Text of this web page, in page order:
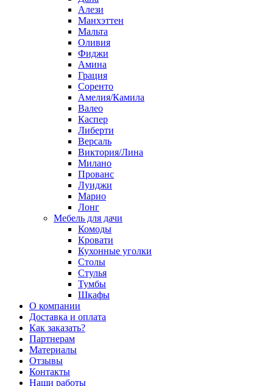
Алези
Манхэттен
Мальта
Оливия
Фиджи
Амина
Грация
Соренто
Амелия/Камила
Валео
Каспер
Либерти
Версаль
Виктория/Лина
Милано
Прованс
Луиджи
Марио
Лонг
Мебель для дачи
Комоды
Кровати
Кухонные уголки
Столы
Стулья
Тумбы
Шкафы
О компании
Доставка и оплата
Как заказать?
Партнерам
Материалы
Отзывы
Контакты
Наши работы